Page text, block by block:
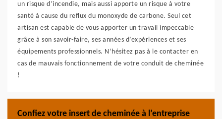
un risque d’incendie, mais aussi apporte un risque à votre
santé à cause du reflux du monoxyde de carbone. Seul cet
artisan est capable de vous apporter un travail impeccable
grâce à son savoir-faire, ses années d’expériences et ses
équipements professionnels. N’hésitez pas à le contacter en
cas de mauvais fonctionnement de votre conduit de cheminée
!
Confiez votre insert de cheminée à l’entreprise